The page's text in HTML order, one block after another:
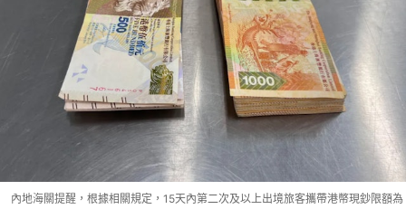
內地海關提醒，根據相關規定，15天內第二次及以上出境旅客攜帶港幣現鈔限額為